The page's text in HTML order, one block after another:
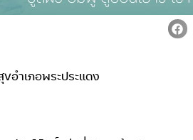
อำเภอพระประแดง